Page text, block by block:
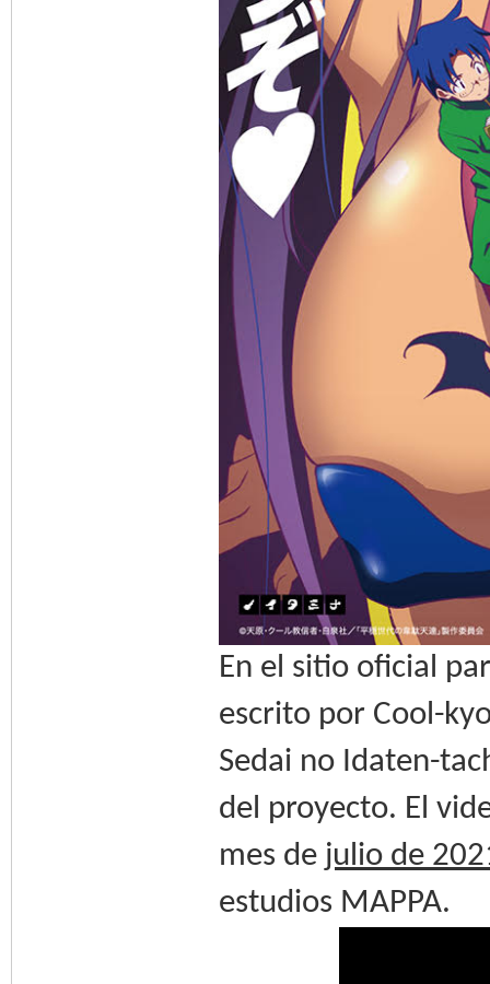
En el sitio oficial
escrito por Cool-
Sedai no Idaten-
del proyecto. El
mes de julio de
estudios MAPPA.